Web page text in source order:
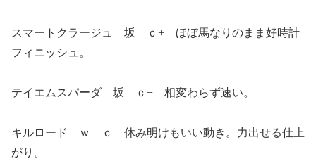
スマートクラージュ 坂 ｃ+ ほぼ馬なりのまま好時計
フィニッシュ。
テイエムスパーダ 坂 ｃ+ 相変わらず速い。
キルロード ｗ ｃ 休み明けもいい動き。力出せる仕上
がり。